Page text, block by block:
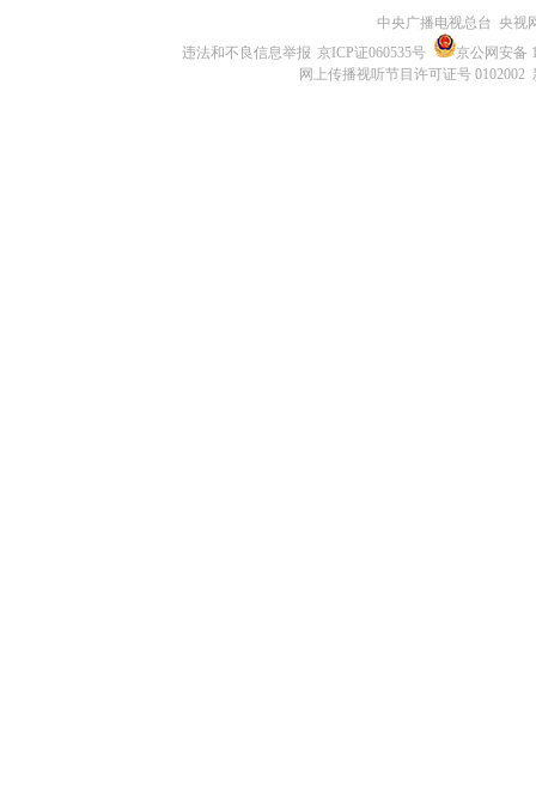
中央广播电视总台 央视
违法和不良信息举报 京ICP证060535号
京公网安备
网上传播视听节目许可证号 0102002